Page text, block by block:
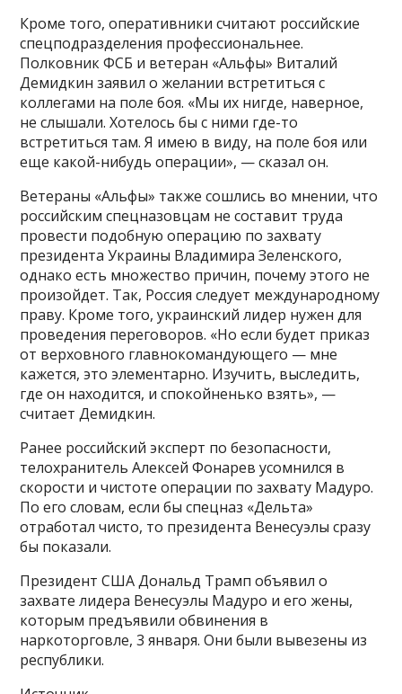
Кроме того, оперативники считают российские
спецподразделения профессиональнее.
Полковник ФСБ и ветеран «Альфы» Виталий
Демидкин заявил о желании встретиться с
коллегами на поле боя. «Мы их нигде, наверное,
не слышали. Хотелось бы с ними где-то
встретиться там. Я имею в виду, на поле боя или
еще какой-нибудь операции», — сказал он.
Ветераны «Альфы» также сошлись во мнении, что
российским спецназовцам не составит труда
провести подобную операцию по захвату
президента Украины Владимира Зеленского,
однако есть множество причин, почему этого не
произойдет. Так, Россия следует международному
праву. Кроме того, украинский лидер нужен для
проведения переговоров. «Но если будет приказ
от верховного главнокомандующего — мне
кажется, это элементарно. Изучить, выследить,
где он находится, и спокойненько взять», —
считает Демидкин.
Ранее российский эксперт по безопасности,
телохранитель Алексей Фонарев усомнился в
скорости и чистоте операции по захвату Мадуро.
По его словам, если бы спецназ «Дельта»
отработал чисто, то президента Венесуэлы сразу
бы показали.
Президент США Дональд Трамп объявил о
захвате лидера Венесуэлы Мадуро и его жены,
которым предъявили обвинения в
наркоторговле, 3 января. Они были вывезены из
республики.